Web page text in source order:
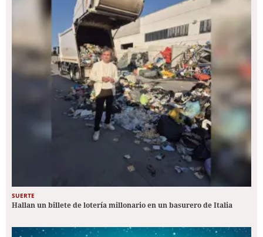
SUERTE
Hallan un billete de lotería millonario en un basurero de Italia